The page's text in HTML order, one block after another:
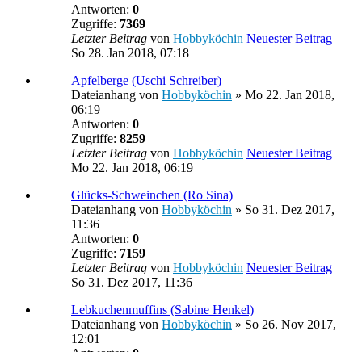
Antworten: 0
Zugriffe: 7369
Letzter Beitrag von Hobbyköchin Neuester Beitrag
So 28. Jan 2018, 07:18
Apfelberge (Uschi Schreiber)
Dateianhang von Hobbyköchin » Mo 22. Jan 2018,
06:19
Antworten: 0
Zugriffe: 8259
Letzter Beitrag von Hobbyköchin Neuester Beitrag
Mo 22. Jan 2018, 06:19
Glücks-Schweinchen (Ro Sina)
Dateianhang von Hobbyköchin » So 31. Dez 2017,
11:36
Antworten: 0
Zugriffe: 7159
Letzter Beitrag von Hobbyköchin Neuester Beitrag
So 31. Dez 2017, 11:36
Lebkuchenmuffins (Sabine Henkel)
Dateianhang von Hobbyköchin » So 26. Nov 2017,
12:01